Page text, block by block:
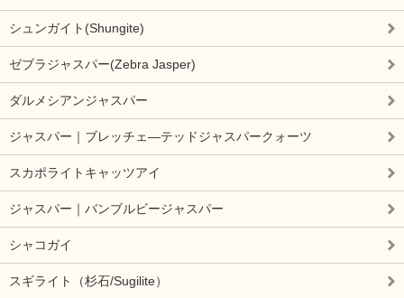
シュンガイト(Shungite)
ゼブラジャスパー(Zebra Jasper)
ダルメシアンジャスパー
ジャスパー｜ブレッチェ―テッドジャスパークォーツ
スカポライトキャッツアイ
ジャスパー｜バンブルビージャスパー
シャコガイ
スギライト（杉石/Sugilite）